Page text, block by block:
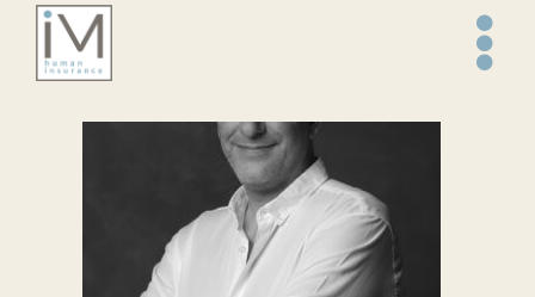
Salta
contenuto